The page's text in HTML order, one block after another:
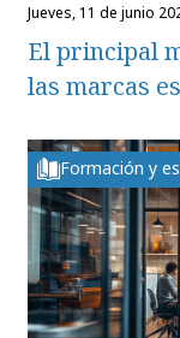
jueves, 11 de junio
El principal
las marcas
Formación y